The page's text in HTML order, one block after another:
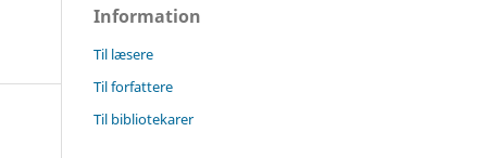
Information
Til læsere
Til forfattere
Til bibliotekarer